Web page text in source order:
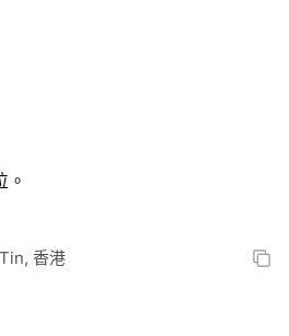
。
香港